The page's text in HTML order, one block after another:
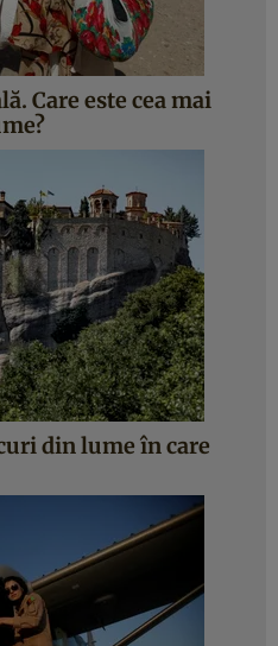
Care este cea mai
din lume în care